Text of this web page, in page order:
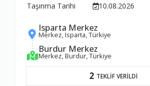
Taşınma Tarihi
10.08.2026
Isparta Merkez
Merkez, Isparta, Türkiye
Burdur Merkez
Merkez, Burdur, Türkiye
2 TEKLİF VERİLDİ